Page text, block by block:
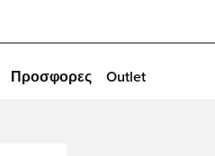
Προσφορες Outlet